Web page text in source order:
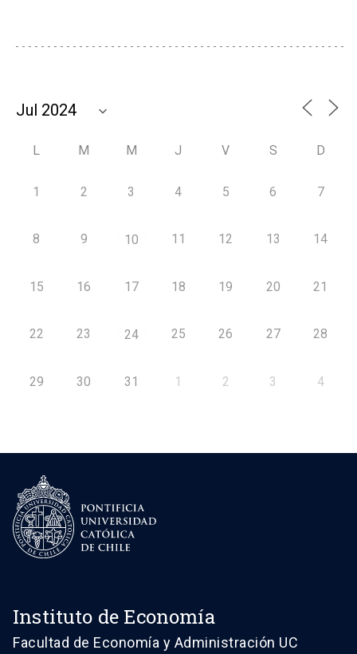
L M M J V S D
1 2 3 4 5 6 7
8 9 10 11 12 13 14
15 16 17 18 19 20 21
22 23 24 25 26 27 28
29 30 31 1 2 3 4
Instituto de Economía
Facultad de Economía y Administración UC